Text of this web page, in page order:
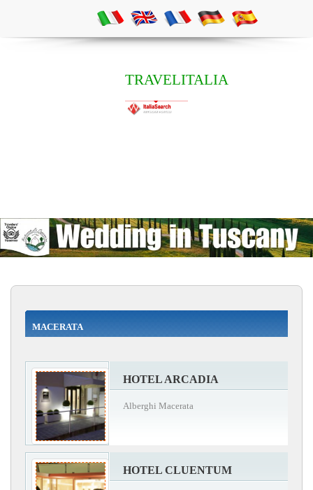
TRAVELITALIA
MACERATA
HOTEL ARCADIA
Alberghi Macerata
HOTEL CLUENTUM